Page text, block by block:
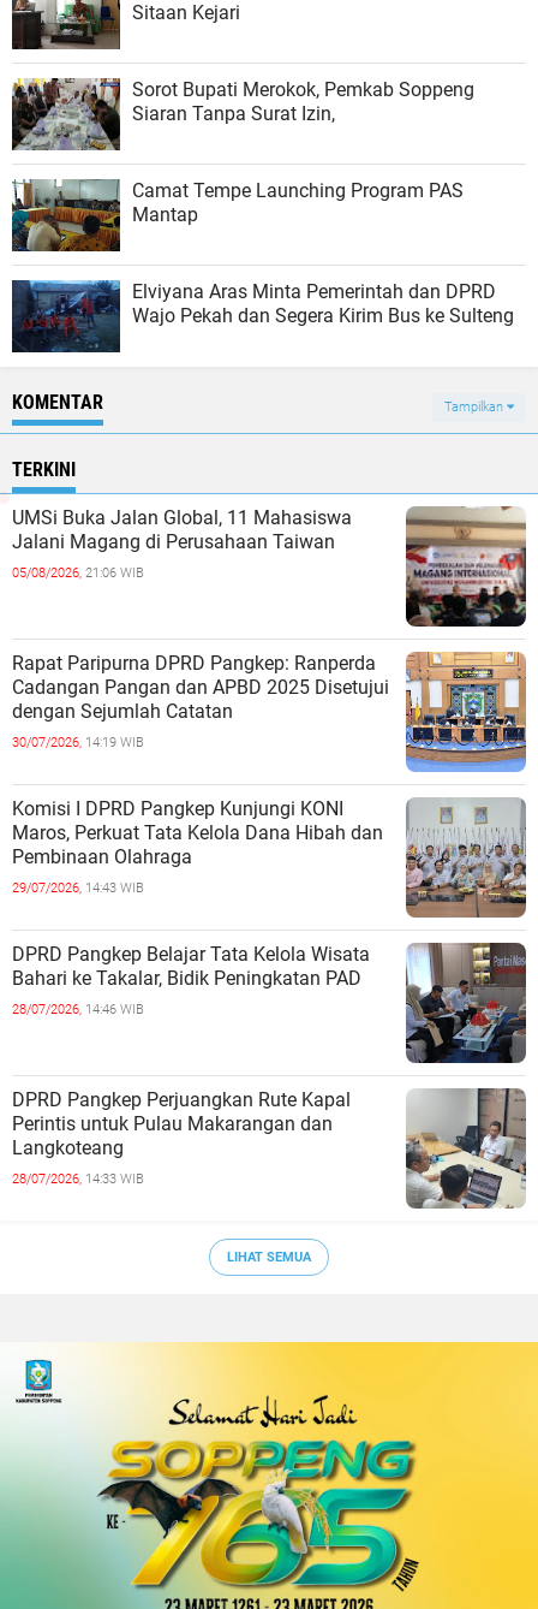
Sitaan Kejari
Sorot Bupati Merokok, Pemkab Soppeng
Siaran Tanpa Surat Izin,
Camat Tempe Launching Program PAS
Mantap
Elviyana Aras Minta Pemerintah dan DPRD
Wajo Pekah dan Segera Kirim Bus ke Sulteng
KOMENTAR Tampilkan
TERKINI
UMSi Buka Jalan Global, 11 Mahasiswa
Jalani Magang di Perusahaan Taiwan
05/08/2026, 21:06 WIB
Rapat Paripurna DPRD Pangkep: Ranperda
Cadangan Pangan dan APBD 2025 Disetujui
dengan Sejumlah Catatan
30/07/2026, 14:19 WIB
Komisi I DPRD Pangkep Kunjungi KONI
Maros, Perkuat Tata Kelola Dana Hibah dan
Pembinaan Olahraga
29/07/2026, 14:43 WIB
DPRD Pangkep Belajar Tata Kelola Wisata
Bahari ke Takalar, Bidik Peningkatan PAD
28/07/2026, 14:46 WIB
DPRD Pangkep Perjuangkan Rute Kapal
Perintis untuk Pulau Makarangan dan
Langkoteang
28/07/2026, 14:33 WIB
LIHAT SEMUA